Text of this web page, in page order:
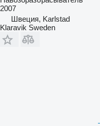
2007
Швеция, Karlstad
Klaravik Sweden